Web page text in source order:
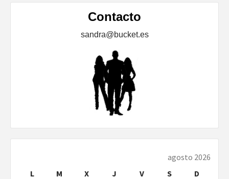
Contacto
sandra@bucket.es
agosto 2026
L
M X J V S
D